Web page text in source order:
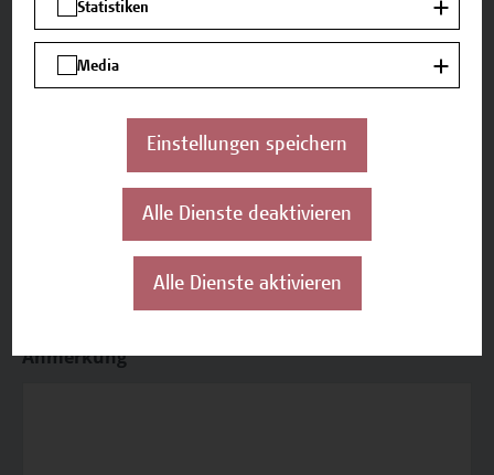
Website der Hochschule Campus Wien
Presse
Empfehlung von Bekannten
Anmerkung
Statistiken
Media
Einstellungen speichern
Alle Dienste deaktivieren
Alle Dienste aktivieren